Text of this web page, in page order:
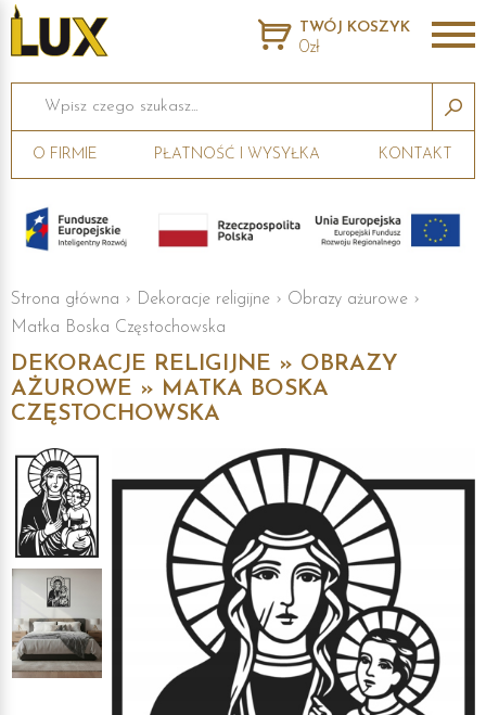
TWÓJ KOSZYK
0zł
Wpisz czego szukasz...
O FIRMIE PŁATNOŚĆ I WYSYŁKA KONTAKT
Strona główna › Dekoracje religijne › Obrazy ażurowe ›
Matka Boska Częstochowska
DEKORACJE RELIGIJNE » OBRAZY
AŻUROWE » MATKA BOSKA
CZĘSTOCHOWSKA